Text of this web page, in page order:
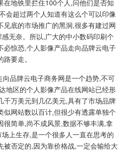
在地铁里拦住100个人,问他们是否知
会超过两个人知道有这么个可以印像
见底的市场推广的黑洞,很多有建过网
无奈。所以,广大的中小数码印刷个
必惊恐,个人影像产品走向品牌云电子
要走。
向品牌云电子商务网是一个趋势,不可
地区的个人影像产品在线网站已经形
千万美元到几亿美元,具有了市场品牌
似网站数以百计,但很少有透露单独个
很简单,尚不成风景,数据不够丰满,拿
上生存,是一个很多人一直在思考的
被否定的,因为靠价格战,一定会输给大